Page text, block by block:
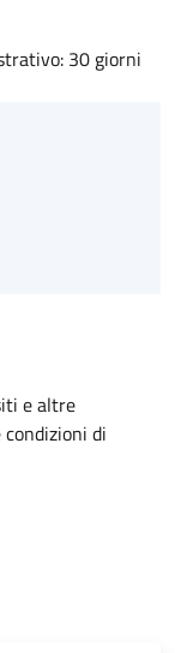
30 giorni
e altre
di